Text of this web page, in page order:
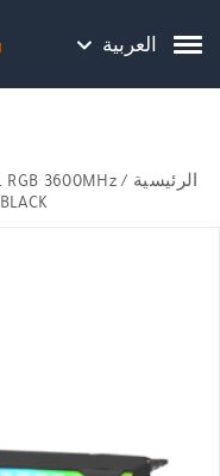
هل نزلت
العربية
الرئيسية /
RGB 3600MHz